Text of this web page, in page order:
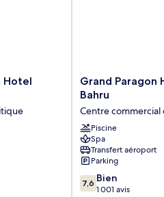
Hotel
Grand
Paragon
Johor
Bahru
Centre
commercial
et
politique
Grand Paragon
Bahru
Centre
Piscine
Spa
Transfert aéroport
Parking
7.6
sur
7,6 Bien
1 001 avis